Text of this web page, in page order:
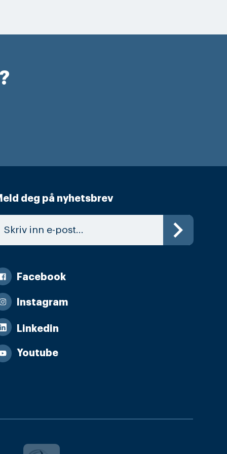
deg på nyhetsbrev
Facebook
Instagram
Linkedin
Youtube